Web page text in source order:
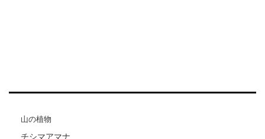
山の植物
チシマアマナ